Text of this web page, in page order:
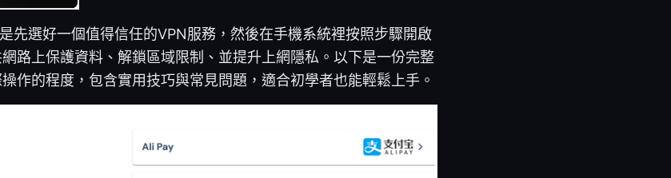
先選好一個值得信任的VPN服務，然後在手機系統裡按照步驟開啟
路上保護資料、解鎖區域限制、並提升上網隱私。以下是一份完整
作的程度，包含實用技巧與常見問題，適合初學者也能輕鬆上手。